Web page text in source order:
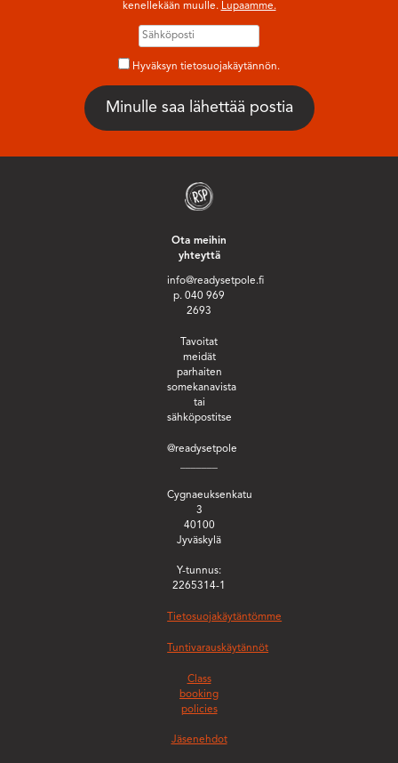
kenellekään muulle. Lupaamme.
Hyväksyn tietosuojakäytännön.
Ota meihin
yhteyttä
info@readysetpole.fi
p. 040 969
2693
Tavoitat
meidät
parhaiten
somekanavista
tai
sähköpostitse
@readysetpole
Cygnaeuksenkatu
3
40100
Jyväskylä
Y-tunnus:
2265314-1
Tietosuojakäytäntömme
Tuntivarauskäytännöt
Class
booking
policies
Jäsenehdot